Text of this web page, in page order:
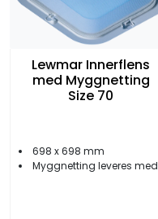
Lewmar Innerflens
med Myggnetting
Size 70
698 x 698 mm
Myggnetting leveres med